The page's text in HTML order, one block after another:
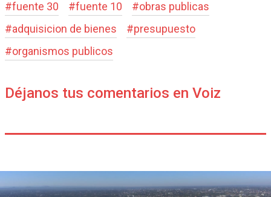
#fuente 30 #fuente 10 #obras publicas
#adquisicion de bienes #presupuesto
#organismos publicos
Déjanos tus comentarios en Voiz